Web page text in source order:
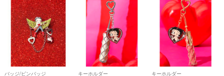
バッジ/ピンバッジ キーホルダー キーホルダー